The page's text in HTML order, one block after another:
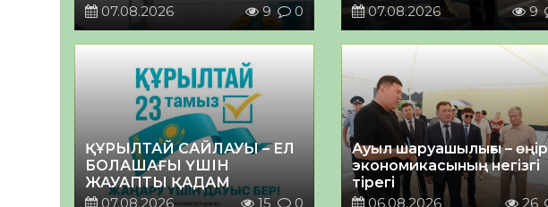
07.08.2026
9 0
07.08.2026
9
ҚҰРЫЛТАЙ САЙЛАУЫ – ЕЛ
БОЛАШАҒЫ ҮШІН
ЖАУАПТЫ ҚАДАМ
07.08.2026
15 0
Ауыл шаруашылығы – өңір
экономикасының негізгі
тірегі
06.08.2026
26